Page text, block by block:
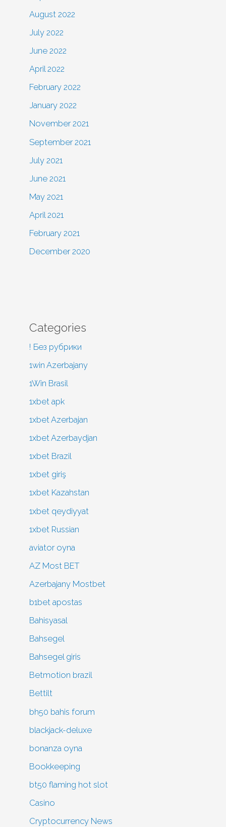
August 2022
July 2022
June 2022
April 2022
February 2022
January 2022
November 2021
September 2021
July 2021
June 2021
May 2021
April 2021
February 2021
December 2020
Categories
! Без рубрики
1win Azerbajany
1Win Brasil
1xbet apk
1xbet Azerbajan
1xbet Azerbaydjan
1xbet Brazil
1xbet giriş
1xbet Kazahstan
1xbet qeydiyyat
1xbet Russian
aviator oyna
AZ Most BET
Azerbajany Mostbet
b1bet apostas
Bahisyasal
Bahsegel
Bahsegel giris
Betmotion brazil
Bettilt
bh50 bahis forum
blackjack-deluxe
bonanza oyna
Bookkeeping
bt50 flaming hot slot
Casino
Cryptocurrency News